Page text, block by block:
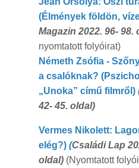
(Élmények földön,
Magazin 2022. 96- 98.
nyomtatott folyóirat)
Németh Zsófia -
a csalóknak?
„Unoka” című filmről)
42- 45. oldal)
Vermes Nikolett:
elég?) (Családi Lap
oldal) (Nyomtatott